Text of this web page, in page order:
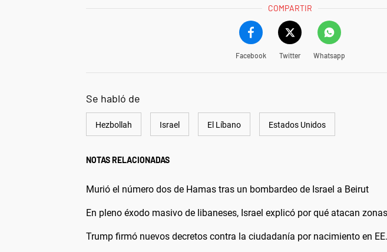
COMPARTIR
Facebook Twitter Whatsapp
Se habló de
Hezbollah Israel El Líbano Estados Unidos
NOTAS RELACIONADAS
Murió el número dos de Hamas tras un bombardeo de Israel a Beirut
En pleno éxodo masivo de libaneses, Israel explicó por qué atacan
Trump firmó nuevos decretos contra la ciudadanía por nacimiento en